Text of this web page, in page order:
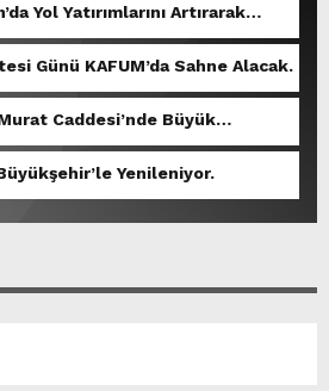
Yol Yatırımlarını Artırarak
Günü KAFUM’da Sahne Alacak.
Caddesi’nde Büyük
Yenileniyor.